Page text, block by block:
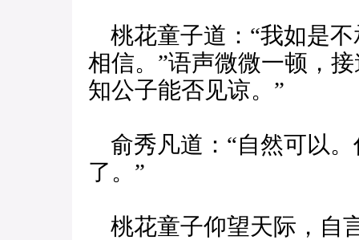
桃花童子道：“我如是
相信。”语声微微一顿，
知公子能否见谅。”
俞秀凡道：“自然可以
了。”
桃花童子仰望天际，自